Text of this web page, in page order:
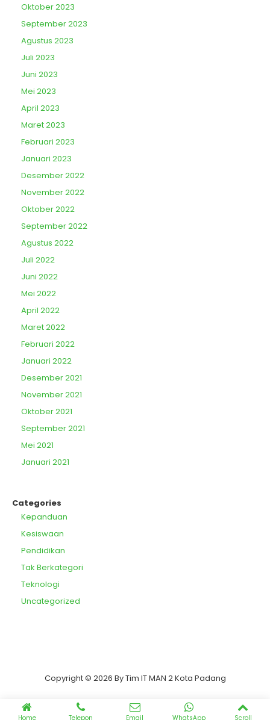
Oktober 2023
September 2023
Agustus 2023
Juli 2023
Juni 2023
Mei 2023
April 2023
Maret 2023
Februari 2023
Januari 2023
Desember 2022
November 2022
Oktober 2022
September 2022
Agustus 2022
Juli 2022
Juni 2022
Mei 2022
April 2022
Maret 2022
Februari 2022
Januari 2022
Desember 2021
November 2021
Oktober 2021
September 2021
Mei 2021
Januari 2021
Categories
Kepanduan
Kesiswaan
Pendidikan
Tak Berkategori
Teknologi
Uncategorized
Copyright © 2026 By Tim IT MAN 2 Kota Padang
Home Telepon Email WhatsApp Scroll